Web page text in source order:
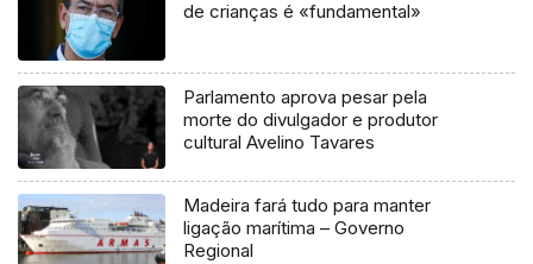
de crianças é «fundamental»
Parlamento aprova pesar pela
morte do divulgador e produtor
cultural Avelino Tavares
Madeira fará tudo para manter
ligação marítima – Governo
Regional